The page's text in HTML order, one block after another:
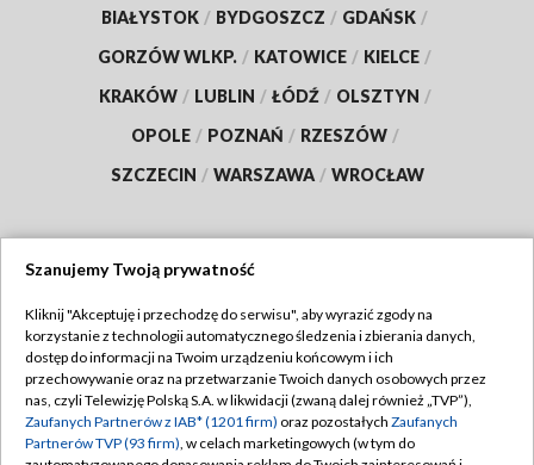
BIAŁYSTOK / BYDGOSZCZ / GDAŃSK /
GORZÓW WLKP. / KATOWICE / KIELCE /
KRAKÓW / LUBLIN / ŁÓDŹ / OLSZTYN /
OPOLE / POZNAŃ / RZESZÓW /
SZCZECIN / WARSZAWA / WROCŁAW
TVP
Abonament TVP
Emisja w TVP
Centrum informacji TVP
Regulamin TVP
Polityka prywatności
Szanujemy Twoją prywatność
Kliknij "Akceptuję i przechodzę do serwisu", aby wyrazić zgody na
korzystanie z technologii automatycznego śledzenia i zbierania danych,
dostęp do informacji na Twoim urządzeniu końcowym i ich
przechowywanie oraz na przetwarzanie Twoich danych osobowych przez
nas, czyli Telewizję Polską S.A. w likwidacji (zwaną dalej również „TVP”),
Zaufanych Partnerów z IAB* (1201 firm) oraz pozostałych Zaufanych
Partnerów TVP (93 firm), w celach marketingowych (w tym do